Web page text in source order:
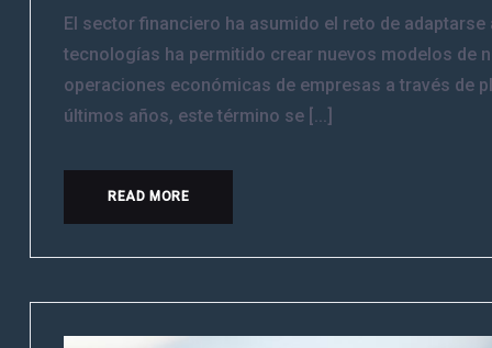
El sector financiero ha asumido el reto de
tecnologías ha permitido crear nuevos modelos de
operaciones económicas de empresas a través de
últimos años, este término se [...]
READ MORE